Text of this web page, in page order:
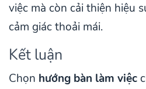
việc mà còn cải thiện hiệu
cảm giác thoải mái.
Kết luận
Chọn hướng bàn làm việc